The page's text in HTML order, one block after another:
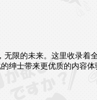
无限的未来。这里收录
绅士带来更优质的内容体